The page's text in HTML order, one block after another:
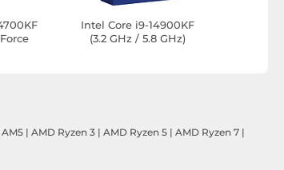
Intel Core i9-14900KF
(3.2 GHz / 5.8 GHz)
| AMD Ryzen 3 | AMD Ryzen 5 | AMD Ryzen 7 |